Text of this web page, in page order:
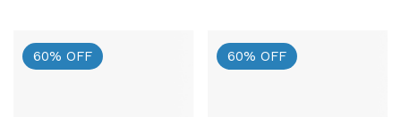
60% OFF 60% OFF